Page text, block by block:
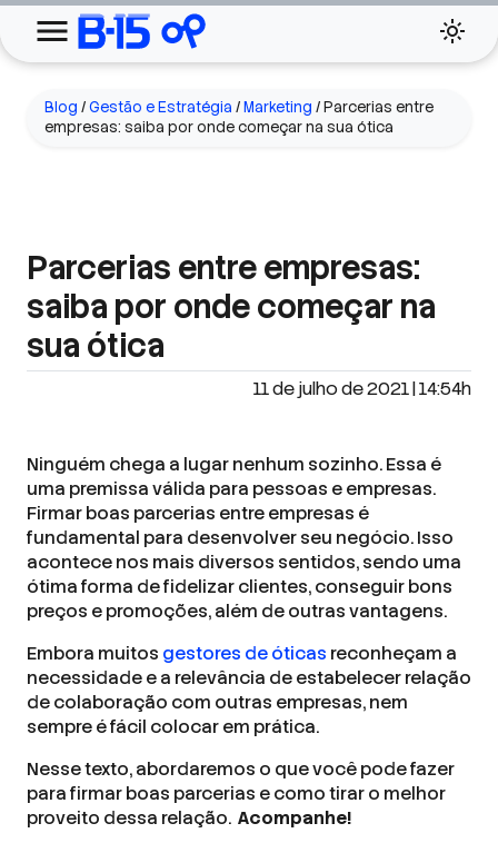
Blog /Gestão e Estratégia /Marketing /Parcerias entre
empresas: saiba por onde começar na sua ótica
Parcerias entre empresas:
saiba por onde começar na
sua ótica
11 de julho de 2021 | 14:54h
Ninguém chega a lugar nenhum sozinho. Essa é
uma premissa válida para pessoas e empresas.
Firmar boas parcerias entre empresas é
fundamental para desenvolver seu negócio. Isso
acontece nos mais diversos sentidos, sendo uma
ótima forma de fidelizar clientes, conseguir bons
preços e promoções, além de outras vantagens.
Embora muitos gestores de óticas reconheçam a
necessidade e a relevância de estabelecer relação
de colaboração com outras empresas, nem
sempre é fácil colocar em prática.
Nesse texto, abordaremos o que você pode fazer
para firmar boas parcerias e como tirar o melhor
proveito dessa relação. Acompanhe!